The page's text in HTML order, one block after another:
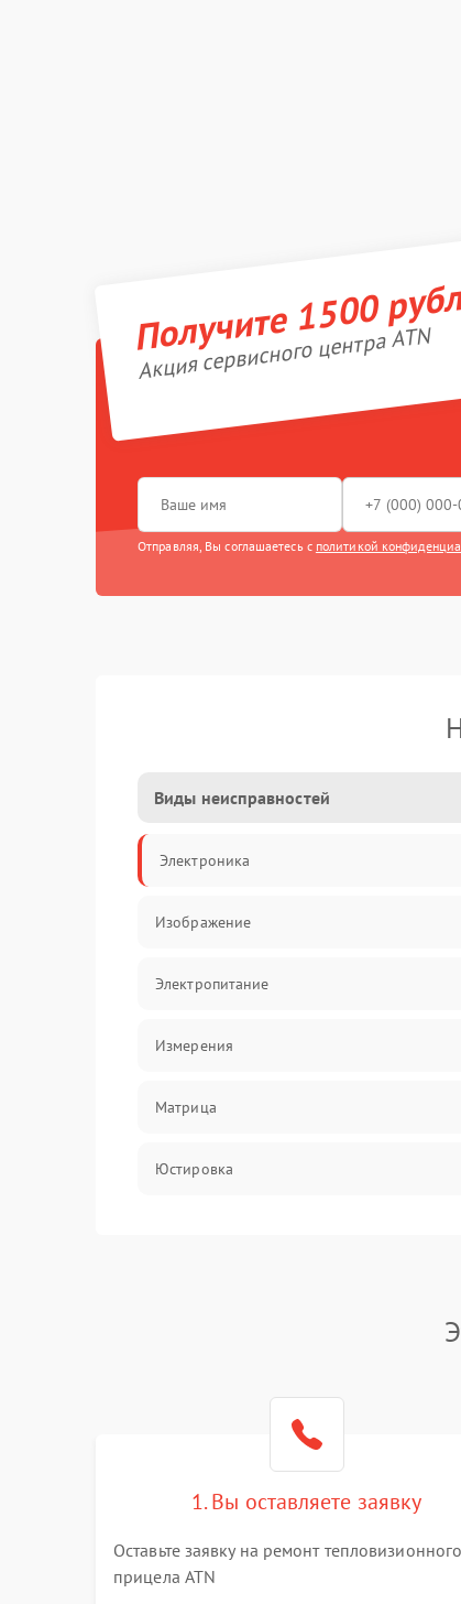
Получите 1500
Акция сервисного центра ATN
Отправляя, Вы соглашаетесь с политикой
Виды неисправностей
Электроника
Изображение
Электропитание
Измерения
Матрица
Юстировка
1. Вы оставляете заявку
Оставьте заявку на ремонт тепловизионного
прицела ATN